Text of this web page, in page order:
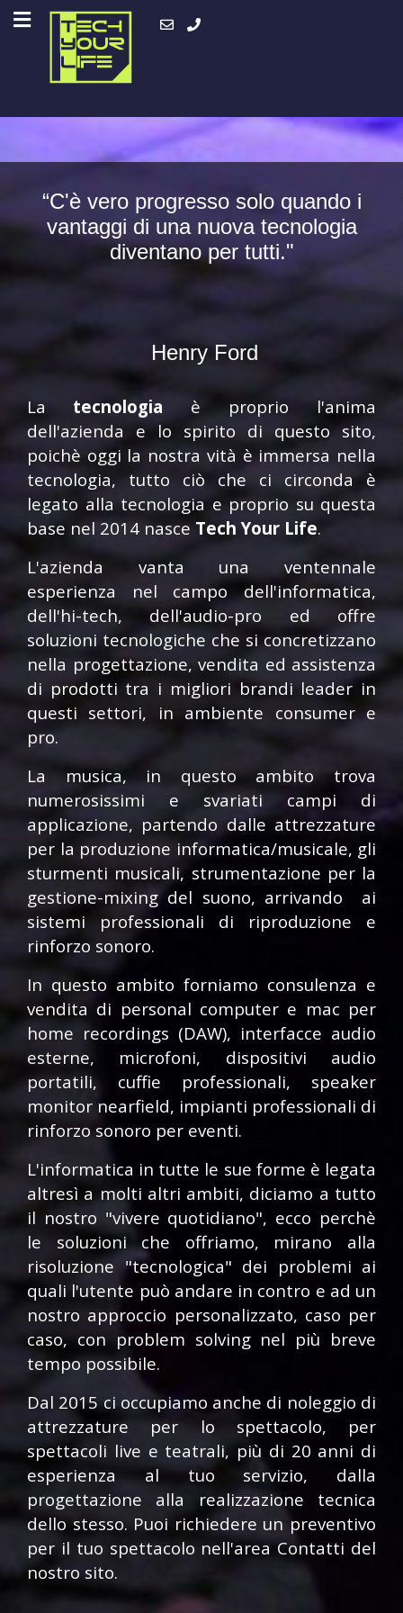
“C'è vero progresso solo quando i
vantaggi di una nuova tecnologia
diventano per tutti."
Henry Ford
La tecnologia è proprio l'anima
dell'azienda e lo spirito di questo sito,
poichè oggi la nostra vità è immersa nella
tecnologia, tutto ciò che ci circonda è
legato alla tecnologia e proprio su questa
base nel 2014 nasce Tech Your Life.
L'azienda vanta una ventennale
esperienza nel campo dell'informatica,
dell'hi-tech, dell'audio-pro ed offre
soluzioni tecnologiche che si concretizzano
nella progettazione, vendita ed assistenza
di prodotti tra i migliori brandi leader in
questi settori, in ambiente consumer e
pro.
La musica, in questo ambito trova
numerosissimi e svariati campi di
applicazione, partendo dalle attrezzature
per la produzione informatica/musicale, gli
sturmenti musicali, strumentazione per la
gestione-mixing del suono, arrivando ai
sistemi professionali di riproduzione e
rinforzo sonoro.
In questo ambito forniamo consulenza e
vendita di personal computer e mac per
home recordings (DAW), interfacce audio
esterne, microfoni, dispositivi audio
portatili, cuffie professionali, speaker
monitor nearfield, impianti professionali di
rinforzo sonoro per eventi.
L'informatica in tutte le sue forme è legata
altresì a molti altri ambiti, diciamo a tutto
il nostro "vivere quotidiano", ecco perchè
le soluzioni che offriamo, mirano alla
risoluzione "tecnologica" dei problemi ai
quali l'utente può andare in contro e ad un
nostro approccio personalizzato, caso per
caso, con problem solving nel più breve
tempo possibile.
Dal 2015 ci occupiamo anche di noleggio di
attrezzature per lo spettacolo, per
spettacoli live e teatrali, più di 20 anni di
esperienza al tuo servizio, dalla
progettazione alla realizzazione tecnica
dello stesso. Puoi richiedere un preventivo
per il tuo spettacolo nell'area Contatti del
nostro sito.